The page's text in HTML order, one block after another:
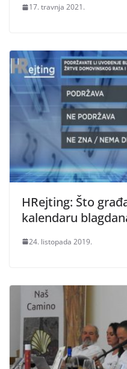
17. travnja 2021.
HRejting: Što
kalendaru
24. listopada 2019.